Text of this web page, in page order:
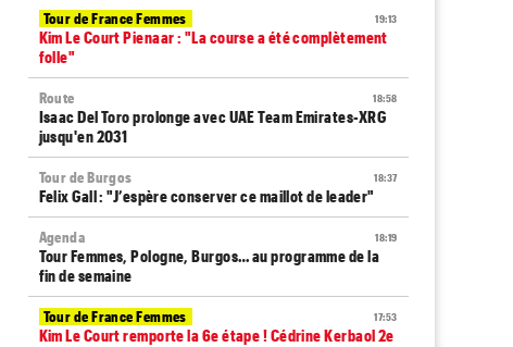
19:13
Tour de France Femmes
Kim Le Court Pienaar : "La course a été complètement
folle"
18:58
Route
Isaac Del Toro prolonge avec UAE Team Emirates-XRG
jusqu'en 2031
18:37
Tour de Burgos
Felix Gall : "J’espère conserver ce maillot de leader"
18:19
Agenda
Tour Femmes, Pologne, Burgos… au programme de la
fin de semaine
17:53
Tour de France Femmes
Kim Le Court remporte la 6e étape ! Cédrine Kerbaol 2e